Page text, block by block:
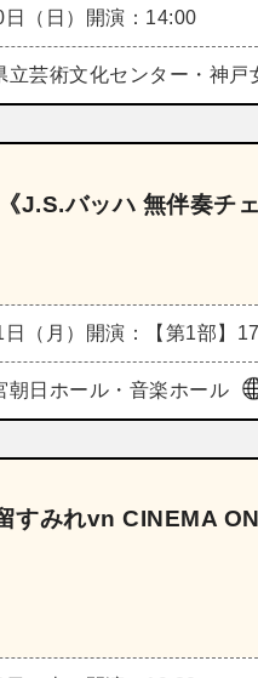
（日） 開演：14:00
立芸術文化センター・神戸
J.S.バッハ 無伴奏チ
（月） 開演：【第1部】
朝日ホール・音楽ホール
みれvn CINEMA